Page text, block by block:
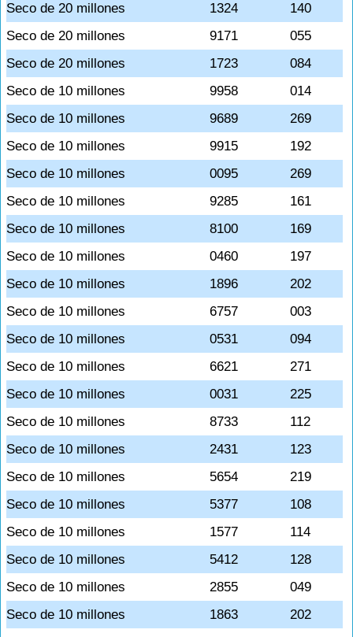
Seco de 20 millones
1324
140
Seco de 20 millones
9171
055
Seco de 20 millones
1723
084
Seco de 10 millones
9958
014
Seco de 10 millones
9689
269
Seco de 10 millones
9915
192
Seco de 10 millones
0095
269
Seco de 10 millones
9285
161
Seco de 10 millones
8100
169
Seco de 10 millones
0460
197
Seco de 10 millones
1896
202
Seco de 10 millones
6757
003
Seco de 10 millones
0531
094
Seco de 10 millones
6621
271
Seco de 10 millones
0031
225
Seco de 10 millones
8733
112
Seco de 10 millones
2431
123
Seco de 10 millones
5654
219
Seco de 10 millones
5377
108
Seco de 10 millones
1577
114
Seco de 10 millones
5412
128
Seco de 10 millones
2855
049
Seco de 10 millones
1863 202